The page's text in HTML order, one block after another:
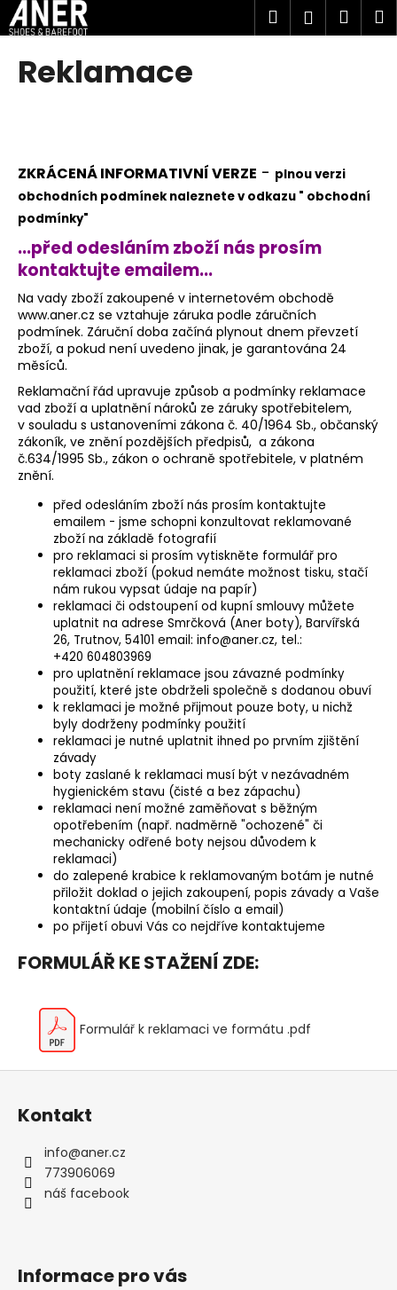
Přejít
na
obsah
Hledat
Reklamace
ZKRÁCENÁ INFORMATIVNÍ VERZE - plnou verzi
obchodních podmínek naleznete v odkazu " obchodní
podmínky"
...před odesláním zboží nás prosím
kontaktujte emailem...
Na vady zboží zakoupené v internetovém obchodě
www.aner.cz se vztahuje záruka podle záručních
podmínek. Záruční doba začíná plynout dnem převzetí
zboží, a pokud není uvedeno jinak, je garantována 24
měsíců.
Reklamační řád upravuje způsob a podmínky reklamace
vad zboží a uplatnění nároků ze záruky spotřebitelem,
v souladu s ustanoveními zákona č. 40/1964 Sb., občanský
zákoník, ve znění pozdějších předpisů, a zákona
č.634/1995 Sb., zákon o ochraně spotřebitele, v platném
znění.
před odesláním zboží nás prosím kontaktujte
emailem - jsme schopni konzultovat reklamované
zboží na základě fotografií
pro reklamaci si prosím vytiskněte formulář pro
reklamaci zboží (pokud nemáte možnost tisku, stačí
nám rukou vypsat údaje na papír)
reklamaci či odstoupení od kupní smlouvy můžete
uplatnit na adrese Smrčková (Aner boty), Barvířská
26, Trutnov, 54101 email: info@aner.cz, tel.:
+420 604803969
pro uplatnění reklamace jsou závazné podmínky
použití, které jste obdrželi společně s dodanou obuví
k reklamaci je možné přijmout pouze boty, u nichž
byly dodrženy podmínky použití
reklamaci je nutné uplatnit ihned po prvním zjištění
závady
boty zaslané k reklamaci musí být v nezávadném
hygienickém stavu (čisté a bez zápachu)
reklamaci není možné zaměňovat s běžným
opotřebením (např. nadměrně "ochozené" či
mechanicky odřené boty nejsou důvodem k
reklamaci)
do zalepené krabice k reklamovaným botám je nutné
přiložit doklad o jejich zakoupení, popis závady a Vaše
kontaktní údaje (mobilní číslo a email)
po přijetí obuvi Vás co nejdříve kontaktujeme
FORMULÁŘ KE STAŽENÍ ZDE:
Formulář k reklamaci ve formátu .pdf
K
o
o
t
ř
e
b
u
j
e
t
e
n
a
j
í
t
HLEDAT
BAREFOOT
COTTON
HAPPY
SHARK
Kč
Kontakt
info@aner.cz
773906069
náš facebook
Informace pro vás